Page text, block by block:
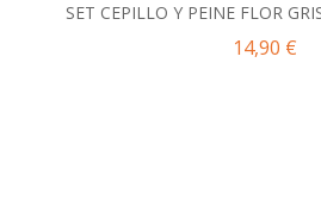
SET CEPILLO Y PEINE FLOR
14,90 €